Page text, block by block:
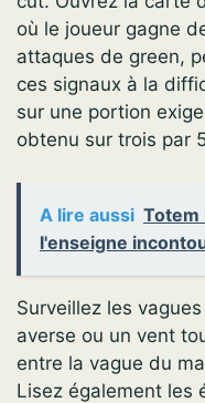
où le joueur gagne
attaques de green,
ces signaux à la
sur une portion
obtenu sur trois par
A lire aussi Totem
l'enseigne
Surveillez les
averse ou un vent
entre la vague du
Lisez également les